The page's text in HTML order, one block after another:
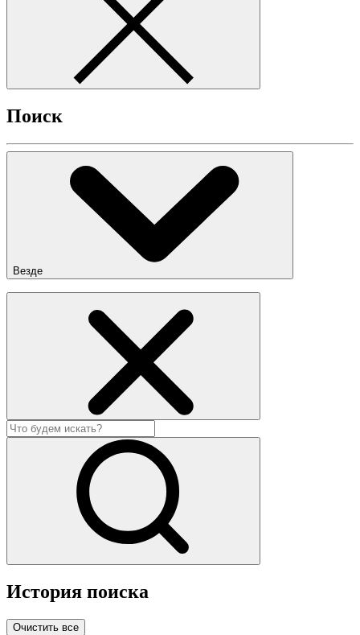
Поиск
Везде
История поиска
Очистить все